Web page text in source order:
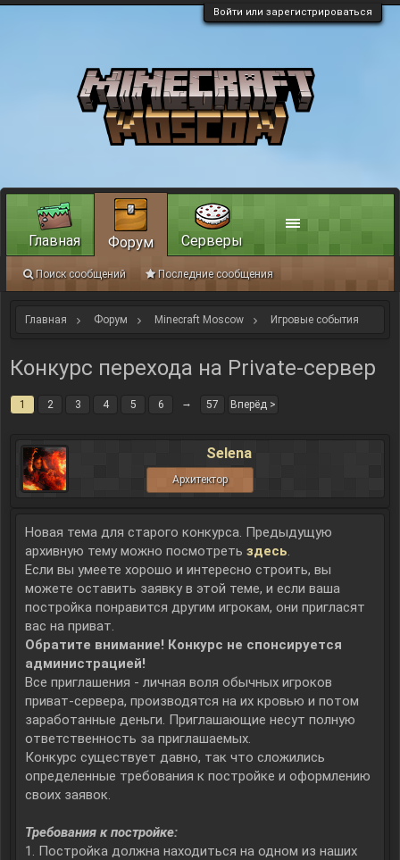
Войти или зарегистрироваться
Главная Форум Minecraft Moscow Игровые события
Конкурс перехода на Private-сервер
1 2 3 4 5 6 → 57 Вперёд >
Selena
Архитектор
Новая тема для старого конкурса. Предыдущую
архивную тему можно посмотреть здесь.
Если вы умеете хорошо и интересно строить, вы
можете оставить заявку в этой теме, и если ваша
постройка понравится другим игрокам, они пригласят
вас на приват.
Обратите внимание! Конкурс не спонсируется
администрацией!
Все приглашения - личная воля обычных игроков
приват-сервера, производятся на их кровью и потом
заработанные деньги. Приглашающие несут полную
ответственность за приглашаемых.
Конкурс существует давно, так что сложились
определенные требования к постройке и оформлению
своих заявок.
Требования к постройке:
1. Постройка должна находиться на одном из наших
Главная Форум
Поиск сообщений Последние сообщения
Серверы